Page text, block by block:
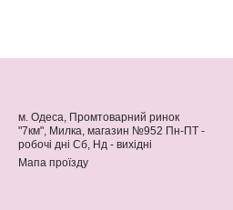
м. Одеса, Промтоварний ринок
"7км", Милка, магазин №952 Пн-ПТ -
робочі дні Сб, Нд - вихідні
Мапа проїзду